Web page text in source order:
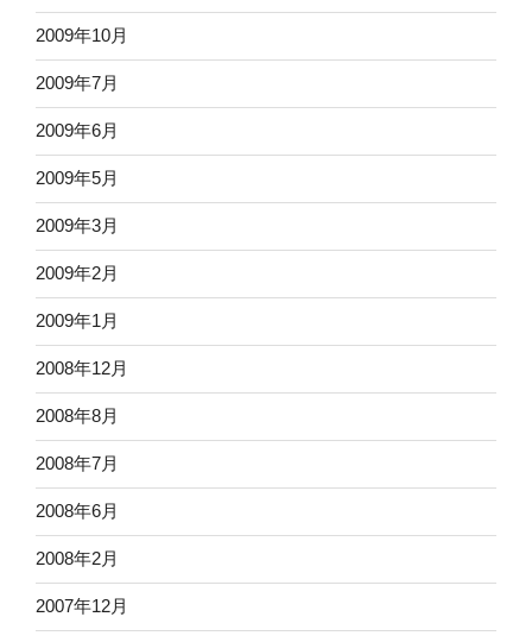
2009年10月
2009年7月
2009年6月
2009年5月
2009年3月
2009年2月
2009年1月
2008年12月
2008年8月
2008年7月
2008年6月
2008年2月
2007年12月